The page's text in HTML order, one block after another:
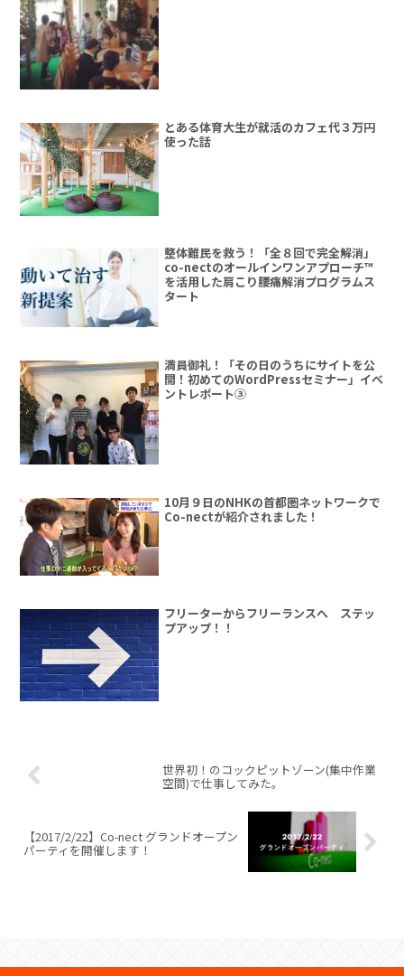
とある体育大生が就活のカフェ代３万円
使った話
整体難民を救う！「全８回で完全解消」
co-nectのオールインワンアプローチ™
を活用した肩こり腰痛解消プログラムス
タート
満員御礼！「その日のうちにサイトを公
開！初めてのWordPressセミナー」イベ
ントレポート③
10月９日のNHKの首都圏ネットワークで
Co-nectが紹介されました！
フリーターからフリーランスへ ステッ
プアップ！！
世界初！のコックピットゾーン(集中作業
空間)で仕事してみた。
【2017/2/22】Co-nect グランドオープン
パーティを開催します！